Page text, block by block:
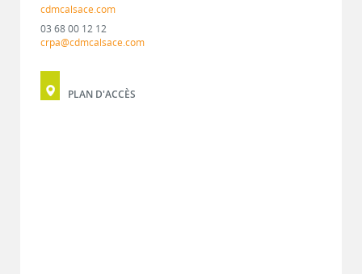
cdmcalsace.com
03 68 00 12 12
crpa@cdmcalsace.com
PLAN D'ACCÈS